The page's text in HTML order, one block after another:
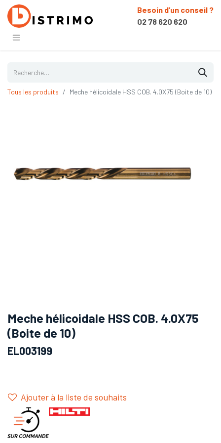
Besoin d’un conseil ?
02 78 620 620
Tous les produits Meche hélicoidale HSS COB. 4.0X75 (Boite de 10)
Meche hélicoidale HSS COB. 4.0X75
(Boite de 10)
EL003199
Ajouter à la liste de souhaits